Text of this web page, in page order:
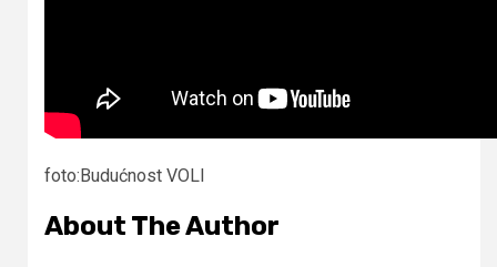
foto:Budućnost VOLI
About The Author